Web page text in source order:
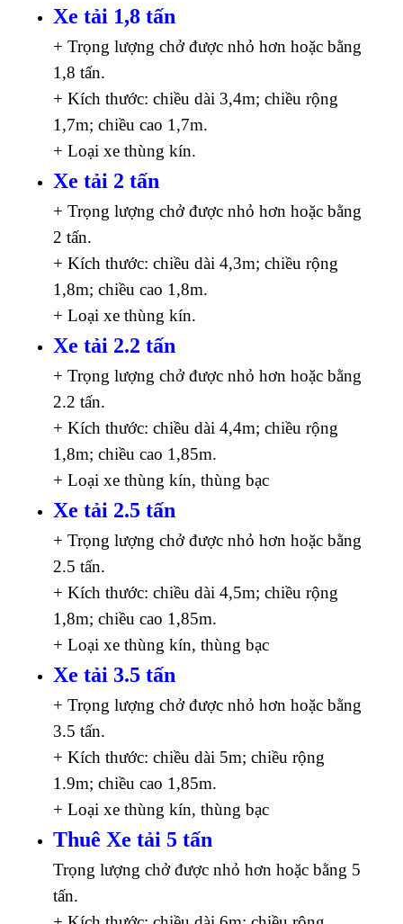
Xe tải 1,8 tấn
+ Trọng lượng chở được nhỏ hơn hoặc bằng
1,8 tấn.
+ Kích thước: chiều dài 3,4m; chiều rộng
1,7m; chiều cao 1,7m.
+ Loại xe thùng kín.
Xe tải 2 tấn
+ Trọng lượng chở được nhỏ hơn hoặc bằng
2 tấn.
+ Kích thước: chiều dài 4,3m; chiều rộng
1,8m; chiều cao 1,8m.
+ Loại xe thùng kín.
Xe tải 2.2 tấn
+ Trọng lượng chở được nhỏ hơn hoặc bằng
2.2 tấn.
+ Kích thước: chiều dài 4,4m; chiều rộng
1,8m; chiều cao 1,85m.
+ Loại xe thùng kín, thùng bạc
Xe tải 2.5 tấn
+ Trọng lượng chở được nhỏ hơn hoặc bằng
2.5 tấn.
+ Kích thước: chiều dài 4,5m; chiều rộng
1,8m; chiều cao 1,85m.
+ Loại xe thùng kín, thùng bạc
Xe tải 3.5 tấn
+ Trọng lượng chở được nhỏ hơn hoặc bằng
3.5 tấn.
+ Kích thước: chiều dài 5m; chiều rộng
1.9m; chiều cao 1,85m.
+ Loại xe thùng kín, thùng bạc
Thuê Xe tải 5 tấn
Trọng lượng chở được nhỏ hơn hoặc bằng 5
tấn.